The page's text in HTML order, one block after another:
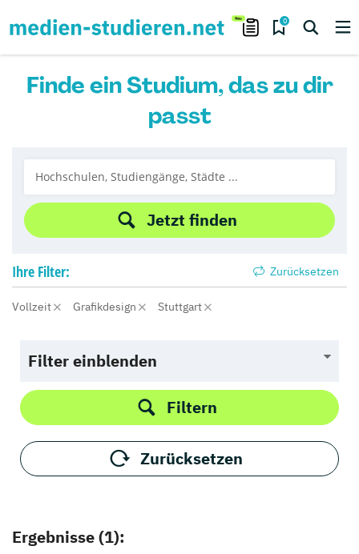
0
Finde ein Studium, das zu dir
passt
Jetzt finden
Ihre Filter: Zurücksetzen
Vollzeit Grafikdesign Stuttgart
Filter einblenden
Filtern
Zurücksetzen
Ergebnisse (1):